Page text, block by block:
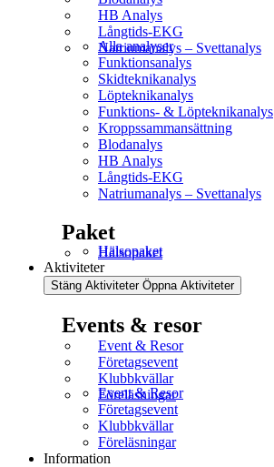
HB Analys
Långtids-EKG
Natriumanalys – Svettanalys
Alla analyser
Funktionsanalys
Skidteknikanalys
Löpteknikanalys
Funktions- & Löpteknikanalys
Kroppssammansättning
Blodanalys
HB Analys
Långtids-EKG
Natriumanalys – Svettanalys
Paket
Hälsopaket
Hälsopaket
Aktiviteter
Stäng Aktiviteter Öppna Aktiviteter
Events & resor
Event & Resor
Företagsevent
Klubbkvällar
Föreläsningar
Event & Resor
Företagsevent
Klubbkvällar
Föreläsningar
Information